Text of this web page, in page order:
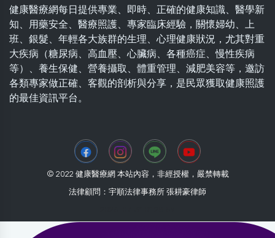
健康醫療網每日提供專業、即時、正確的健康知識、醫學新
知、用藥安全、醫療照護、專家臨床經驗，關懷婦幼、上
班、銀髮、年輕各大族群的生理、心理健康狀況，尤其對重
大疾病（糖尿病、高血壓、心臟病、各種癌症、慢性疾病
等）、養生保健、營養攝取、體重管理、減肥美容等，邀訪
各類專家做正確、客觀的剖析與分享，是民眾獲取健康照護
的最佳資訊平台。
© 2022 健康醫療網 本站內容，非經授權，嚴禁轉載
法律顧問：宇順法律事務所 張耕豪律師